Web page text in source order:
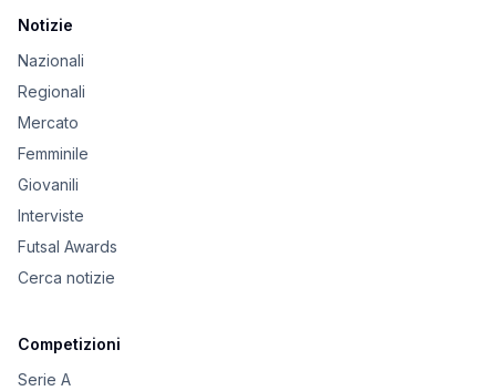
Notizie
Nazionali
Regionali
Mercato
Femminile
Giovanili
Interviste
Futsal Awards
Cerca notizie
Competizioni
Serie A